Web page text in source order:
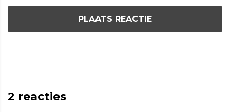
PLAATS REACTIE
2 reacties